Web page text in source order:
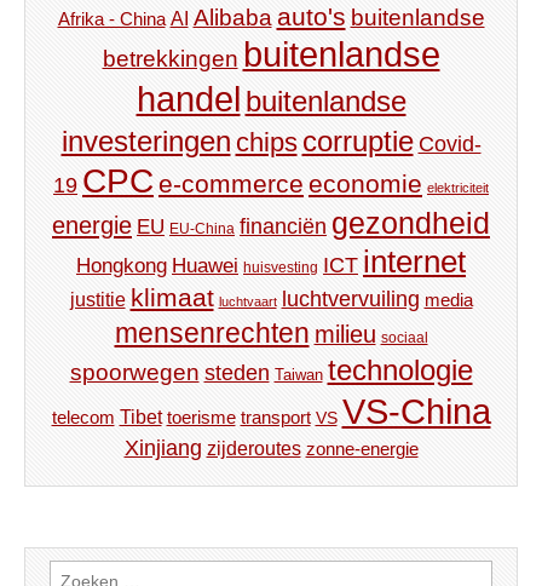
Afrika - China AI Alibaba auto's buitenlandse
betrekkingen buitenlandse
handel buitenlandse
investeringen chips corruptie Covid-
19 CPC e-commerce economie elektriciteit
energie EU EU-China financiën gezondheid
Hongkong Huawei huisvesting ICT internet
justitie klimaat luchtvaart luchtvervuiling media
mensenrechten milieu sociaal
spoorwegen steden Taiwan technologie
telecom Tibet toerisme transport VS VS-China
Xinjiang zijderoutes zonne-energie
Zoeken